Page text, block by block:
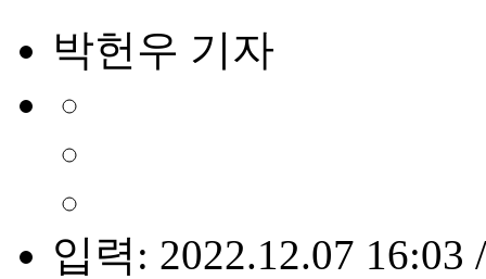
박헌우 기자
입력: 2022.12.07 16:03